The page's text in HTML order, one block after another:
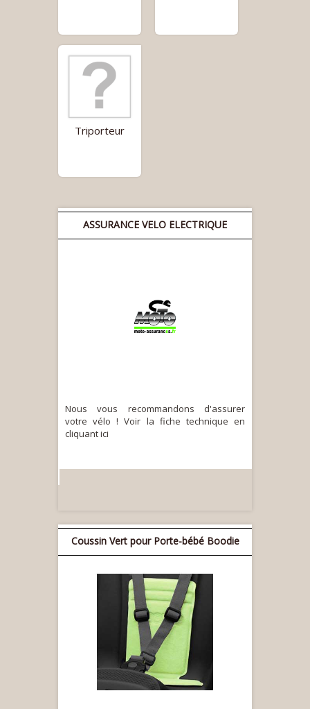
Triporteur
ASSURANCE VELO ELECTRIQUE
Nous vous recommandons d'assurer
votre vélo ! Voir la fiche technique en
cliquant ici
Coussin Vert pour Porte-bébé Boodie